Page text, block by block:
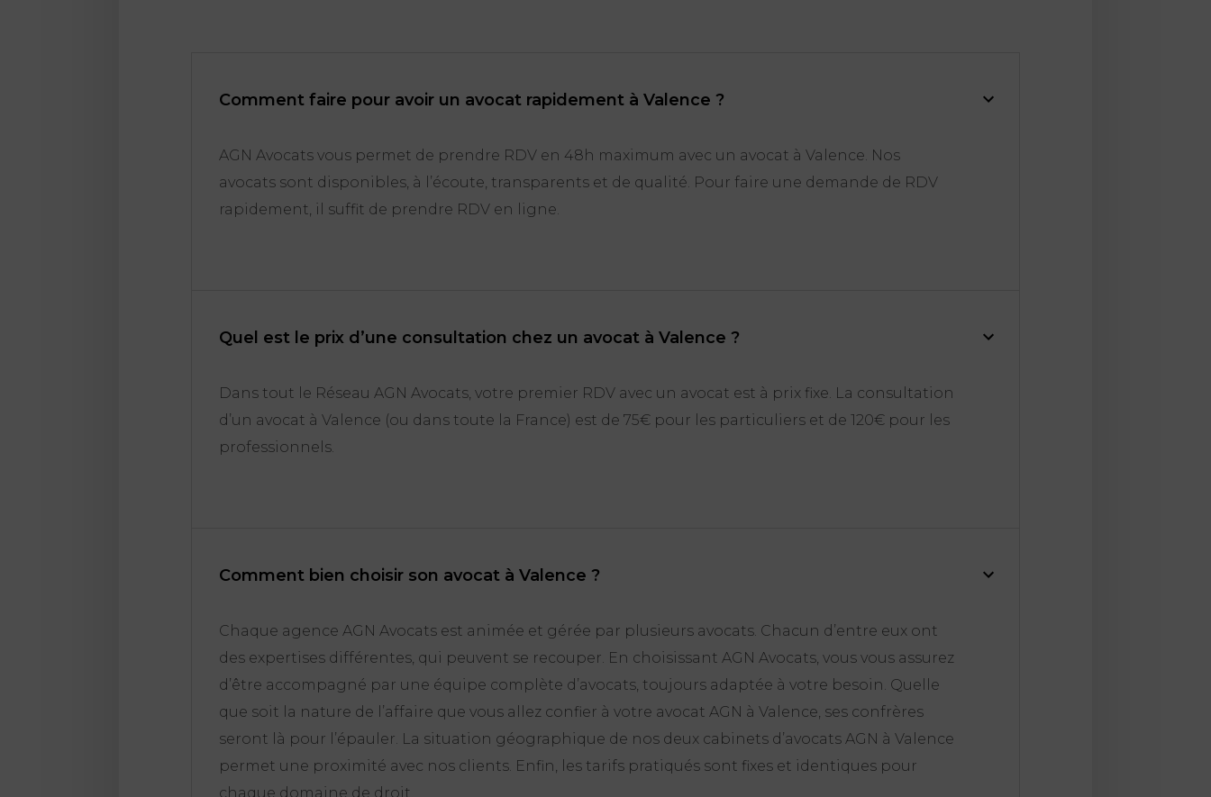
Comment faire pour avoir un avocat rapidement à Valence ?
AGN Avocats vous permet de prendre RDV en 48h maximum avec un avocat à Valence. Nos
avocats sont disponibles, à l’écoute, transparents et de qualité. Pour faire une demande de RDV
rapidement, il suffit de prendre RDV en ligne.
Quel est le prix d’une consultation chez un avocat à Valence ?
Dans tout le Réseau AGN Avocats, votre premier RDV avec un avocat est à prix fixe. La consultation
d’un avocat à Valence (ou dans toute la France) est de 75€ pour les particuliers et de 120€ pour les
professionnels.
Comment bien choisir son avocat à Valence ?
Chaque agence AGN Avocats est animée et gérée par plusieurs avocats. Chacun d’entre eux ont
des expertises différentes, qui peuvent se recouper. En choisissant AGN Avocats, vous vous assurez
d’être accompagné par une équipe complète d’avocats, toujours adaptée à votre besoin. Quelle
que soit la nature de l’affaire que vous allez confier à votre avocat AGN à Valence, ses confrères
seront là pour l’épauler. La situation géographique de nos deux cabinets d’avocats AGN à Valence
permet une proximité avec nos clients. Enfin, les tarifs pratiqués sont fixes et identiques pour
chaque domaine de droit.